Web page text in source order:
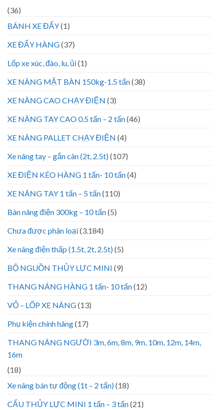
(36)
BÁNH XE ĐẨY(1)
XE ĐẨY HÀNG(37)
Lốp xe xúc, đào, lu, ủi(1)
XE NÂNG MẶT BÀN 150kg-1.5 tấn(38)
XE NÂNG CAO CHẠY ĐIỆN (3)
XE NÂNG TAY CAO 0.5 tấn – 2 tấn(46)
XE NÂNG PALLET CHẠY ĐIỆN (4)
Xe nâng tay – gắn cân (2t, 2.5t)(107)
XE ĐIỆN KÉO HÀNG 1 tấn- 10 tấn(4)
XE NÂNG TAY 1 tấn – 5 tấn(110)
Bàn nâng điện 300kg – 10 tấn(5)
Chưa được phân loại(3.184)
Xe nâng điện thấp (1.5t, 2t, 2.5t)(5)
BỘ NGUỒN THỦY LỰC MINI (9)
THANG NÂNG HÀNG 1 tấn- 10 tấn(12)
VỎ – LỐP XE NÂNG(13)
Phụ kiện chính hãng(17)
THANG NÂNG NGƯỜI 3m, 6m, 8m, 9m, 10m, 12m, 14m,
16m
(18)
Xe nâng bán tự động (1t – 2 tấn)(18)
CẨU THỦY LỰC MINI 1 tấn – 3 tấn(21)